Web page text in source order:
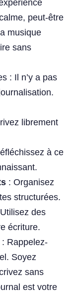
peut-être
musique
sans
: Il n’y a pas
librement
à ce
: Organisez
structurées.
des
écriture.
Rappelez-
Soyez
sans
est votre